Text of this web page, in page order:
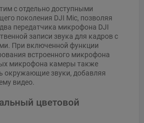
с отдельно доступными
поколения DJI Mic, позволяя
передатчика микрофона DJI
записи звука для кадров с
При включенной функции
встроенного микрофона
микрофона камеры также
окружающие звуки, добавляя
видео.
цветовой